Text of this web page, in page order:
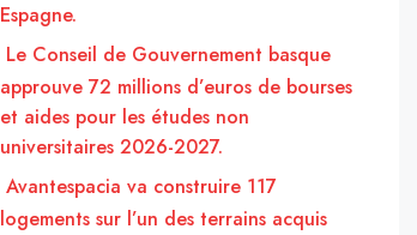
Espagne.
Le Conseil de Gouvernement basque
approuve 72 millions d’euros de bourses
et aides pour les études non
universitaires 2026-2027.
Avantespacia va construire 117
logements sur l’un des terrains acquis